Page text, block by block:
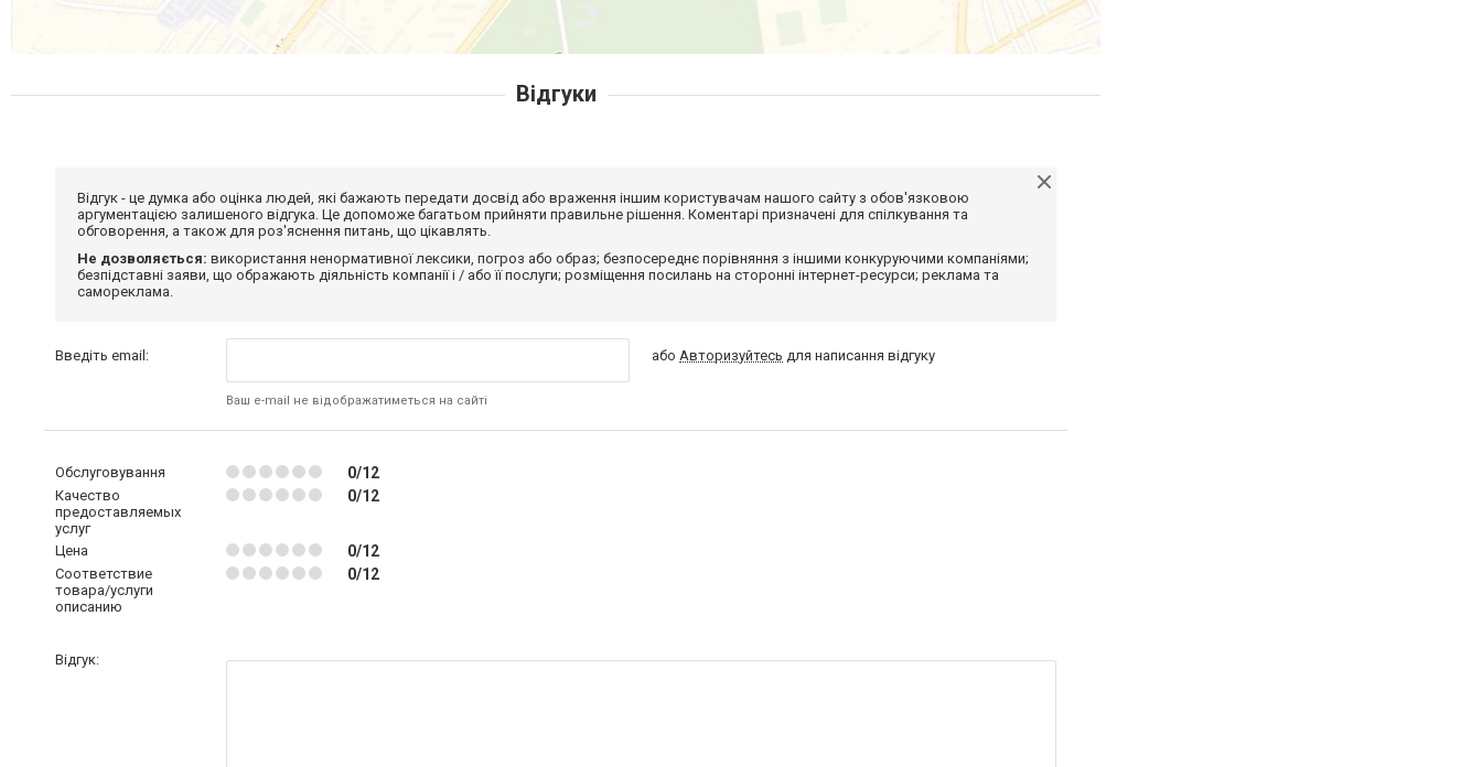
Відгуки
Відгук - це думка або оцінка людей, які бажають передати досвід або враження іншим користувачам нашого сайту з обов'язковою
аргументацією залишеного відгука. Це допоможе багатьом прийняти правильне рішення. Коментарі призначені для спілкування та
обговорення, а також для роз'яснення питань, що цікавлять.
Не дозволяється: використання ненормативної лексики, погроз або образ; безпосереднє порівняння з іншими конкуруючими компаніями;
безпідставні заяви, що ображають діяльність компанії і / або її послуги; розміщення посилань на сторонні інтернет-ресурси; реклама та
самореклама.
Введіть email:
Ваш e-mail не відображатиметься на сайті
або Авторизуйтесь для написання відгуку
Обслуговування 0/12
Качество
предоставляемых
услуг
0/12
Цена 0/12
Соответствие
товара/услуги
описанию
0/12
Відгук: